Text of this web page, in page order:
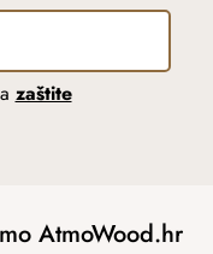
zaštite
AtmoWood.hr